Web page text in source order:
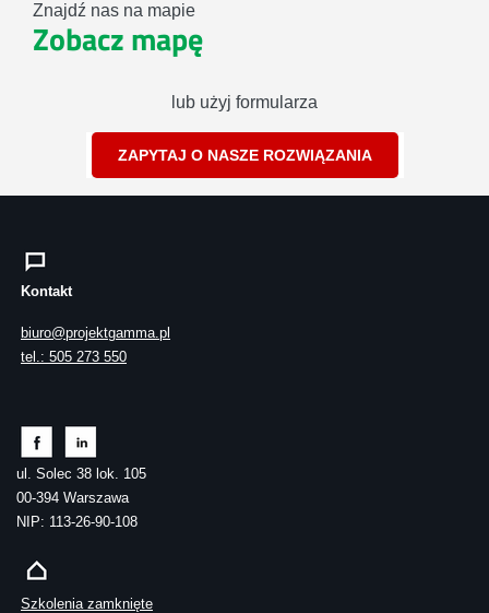
Znajdź nas na mapie
Zobacz mapę
lub użyj formularza
ZAPYTAJ O NASZE ROZWIĄZANIA
Kontakt
biuro@projektgamma.pl
tel.: 505 273 550
ul. Solec 38 lok. 105
00-394 Warszawa
NIP: 113-26-90-108
Szkolenia zamknięte